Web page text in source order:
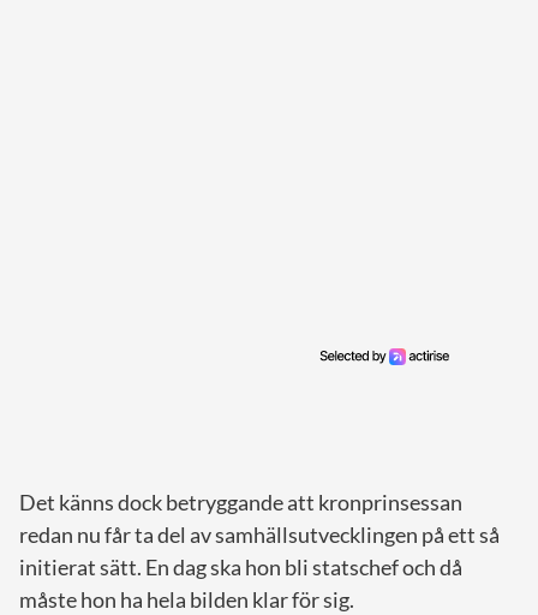
Det känns dock betryggande att kronprinsessan
redan nu får ta del av samhällsutvecklingen på ett så
initierat sätt. En dag ska hon bli statschef och då
måste hon ha hela bilden klar för sig.